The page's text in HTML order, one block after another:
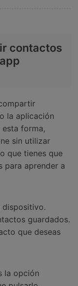
contactos
la aplicación
forma,
sin utilizar
que tienes que
para aprender a
dispositivo.
guardados.
que deseas
la opción